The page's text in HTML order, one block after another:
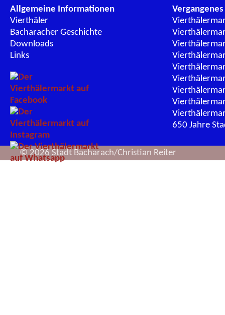
Allgemeine Informationen
Vierthäler
Bacharacher Geschichte
Downloads
Links
Vergangenes
650 Jahre
© 2026 Stadt Bacharach/Christian Reiter